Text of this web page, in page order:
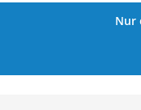
Nur